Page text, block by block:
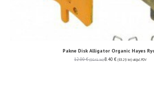
Pakne Disk Alligator Organic Hayes
12.00€ (90.41 kn) 8.40 € (63.29 kn) uključ. PDV